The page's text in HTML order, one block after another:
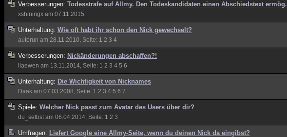
Verbesserungen: Todesstrafe auf Allmy. Den Todeskandidaten einen Abschiedstext ermög.
xshiningx am 07.11.2015
Unterhaltung: Wie oft habt ihr schon den Nick gewechselt?
autorun am 28.11.2010, Seite: 1 2 3 4
Verbesserungen: Nickänderungen abschaffen?!
liaewen am 13.11.2014, Seite: 1 2 3 4 5 6
Unterhaltung: Die Wichtigkeit von Nicknames
Daak am 07.03.2008, Seite: 1 2 3 4 5 6 7
Spiele: Welcher Nick passt zum Avatar des Users über dir?
du_selbst am 06.04.2014, Seite: 1 2 3
Umfragen: Liefert Google eine Allmy-Seite, wenn du deinen Nick da eingibst?